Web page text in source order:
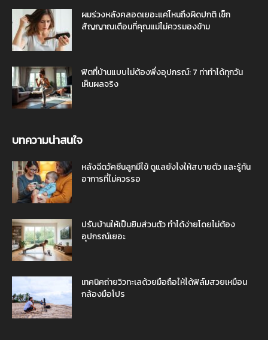
ผมร่วงหลังคลอดเยอะแค่ไหนถึงผิดปกติ เช็ก
สัญญาณเตือนที่คุณแม่ไม่ควรมองข้าม
ฟิตที่บ้านแบบไม่ต้องพึ่งอุปกรณ์: 7 ท่าทำได้ทุกวัน
เห็นผลจริง
บทความน่าสนใจ
หลังฉีดวัคซีนลูกมีไข้ ดูแลยังไงให้สบายตัว และรู้ทัน
อาการที่ไม่ควรรอ
ปรับบ้านให้เป็นยิมส่วนตัว ทำได้ง่ายโดยไม่ต้อง
อุปกรณ์เยอะ
เทคนิคถ่ายวิวทะเลด้วยมือถือให้ได้ฟิล์มสวยเหมือน
กล้องมือโปร